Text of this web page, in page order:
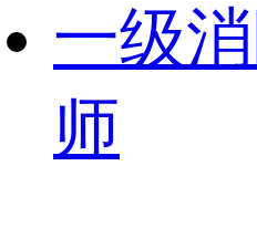
一级
师